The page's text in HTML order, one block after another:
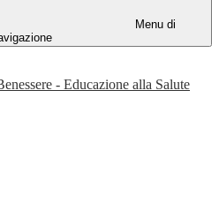
Menu di
- Educazione alla Salute